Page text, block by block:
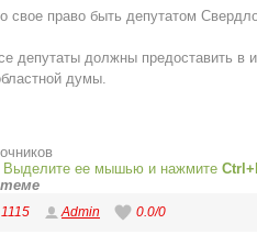
свое право быть депутатом
депутаты должны предоставить
думы.
Выделите ее мышью и нажмите
1115 Admin 0.0/0